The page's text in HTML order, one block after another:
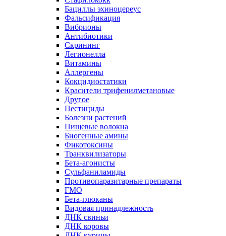
Бациллы эхиноцереус
Фальсификация
Вибрионы
Антибиотики
Скрининг
Легионелла
Витамины
Аллергены
Кокцидиостатики
Красители трифенилметановые
Другое
Пестициды
Болезни растений
Пищевые волокна
Биогенные амины
Фикотоксины
Транквилизаторы
Бета-агонисты
Сульфаниламиды
Противопаразитарные препараты
ГМО
Бета-глюканы
Видовая принадлежность
ДНК свиньи
ДНК коровы